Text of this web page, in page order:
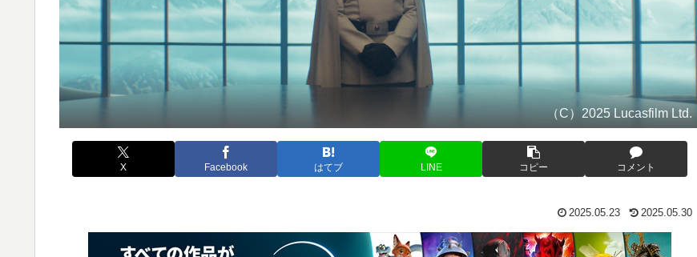
（C）2025 Lucasfilm Ltd.
X Facebook はてブ LINE コピー コメント
2025.05.23 2025.05.30